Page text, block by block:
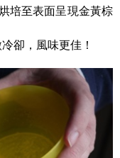
培至表面呈現金黃棕
卻，風味更佳！